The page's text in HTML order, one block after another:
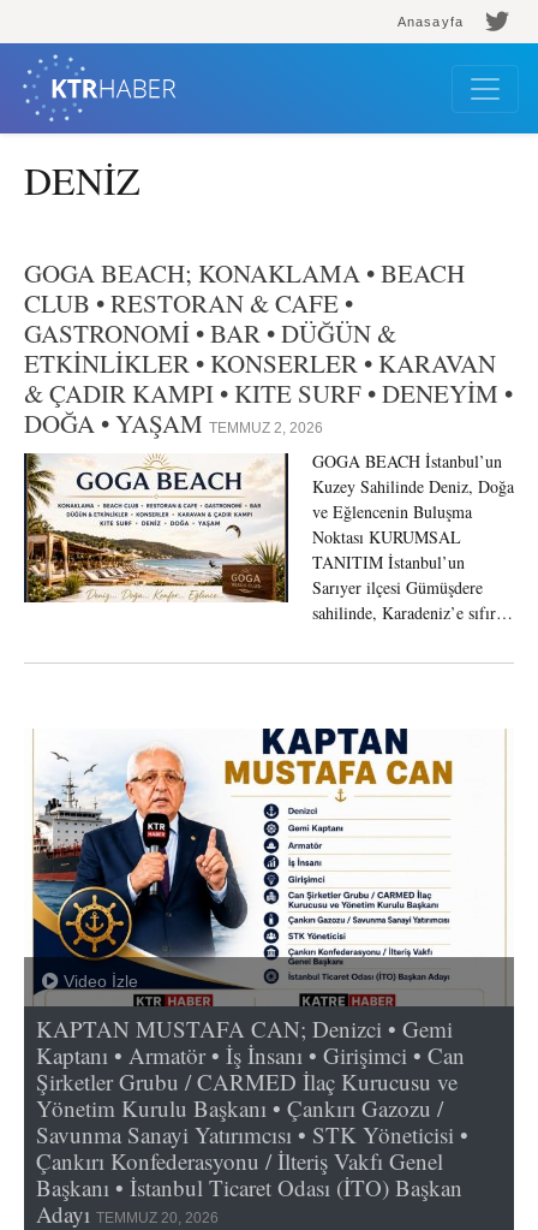
Anasayfa
DENİZ
GOGA BEACH; KONAKLAMA • BEACH
CLUB • RESTORAN & CAFE •
GASTRONOMİ • BAR • DÜĞÜN &
ETKİNLİKLER • KONSERLER • KARAVAN
& ÇADIR KAMPI • KITE SURF • DENEYİM •
DOĞA • YAŞAM TEMMUZ 2, 2026
GOGA BEACH İstanbul’un
Kuzey Sahilinde Deniz, Doğa
ve Eğlencenin Buluşma
Noktası KURUMSAL
TANITIM İstanbul’un
Sarıyer ilçesi Gümüşdere
sahilinde, Karadeniz’e sıfır…
Video İzle
KAPTAN MUSTAFA CAN; Denizci • Gemi
Kaptanı • Armatör • İş İnsanı • Girişimci • Can
Şirketler Grubu / CARMED İlaç Kurucusu ve
Yönetim Kurulu Başkanı • Çankırı Gazozu /
Savunma Sanayi Yatırımcısı • STK Yöneticisi •
Çankırı Konfederasyonu / İlteriş Vakfı Genel
Başkanı • İstanbul Ticaret Odası (İTO) Başkan
Adayı TEMMUZ 20, 2026